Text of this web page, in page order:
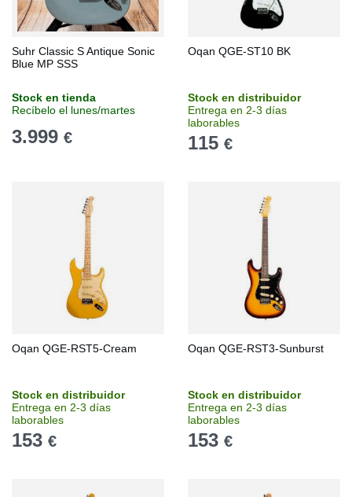
Suhr Classic S Antique Sonic
Blue MP SSS
Stock en tienda
Recíbelo el lunes/martes
3.999 €
Oqan QGE-ST10 BK
Stock en distribuidor
Entrega en 2-3 días
laborables
115 €
Oqan QGE-RST5-Cream
Stock en distribuidor
Entrega en 2-3 días
laborables
153 €
Oqan QGE-RST3-Sunburst
Stock en distribuidor
Entrega en 2-3 días
laborables
153 €